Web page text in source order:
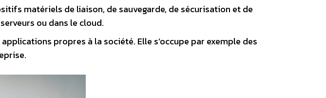
matériels de liaison, de sauvegarde, de sécurisation et de
ou dans le cloud.
propres à la société. Elle s’occupe par exemple des